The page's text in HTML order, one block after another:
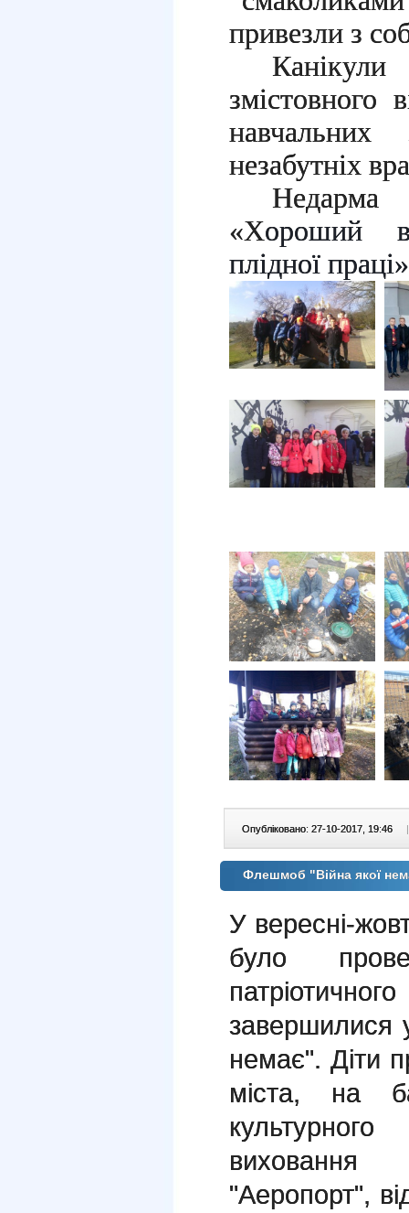
привезли з
Канікули
змістовного
навчальних
незабутніх
«Хороший
плідної праці
Опубліковано: 27-10-2017, 19:46 |
Флешмоб "Війна якої
У вересні-
було
завершилися
немає". Діти
міста, на
"Аеропорт",